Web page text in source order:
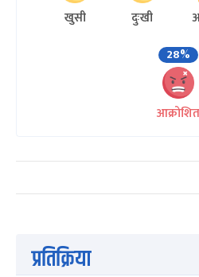
खुसी दुःखी
28%
आक्रोशित
प्रतिक्रिया